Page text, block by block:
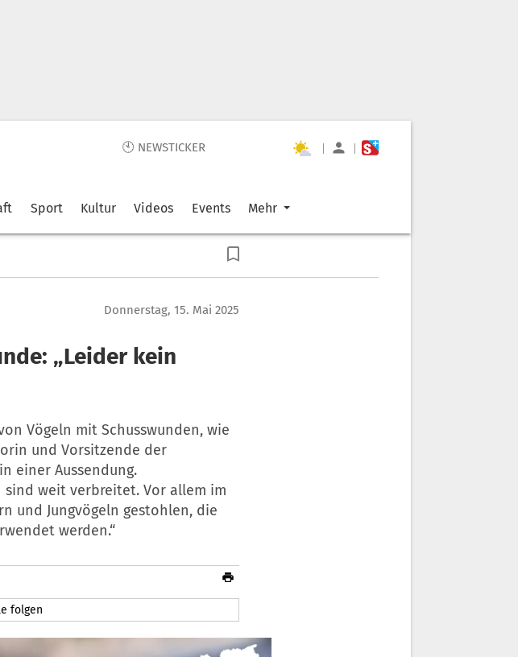
🕙 NEWSTICKER | |
Sport Kultur Videos Events Mehr
Donnerstag, 15. Mai 2025
„Leider kein
Vögeln mit Schusswunden, wie
und Vorsitzende der
einer Aussendung.
sind weit verbreitet. Vor allem im
und Jungvögeln gestohlen, die
werden.“
folgen